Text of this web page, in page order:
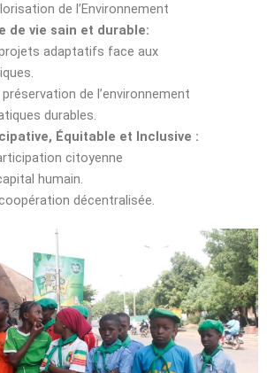
de l’Environnement
de vie sain et durable:
adaptatifs face aux
de l’environnement
durables.
Équitable et Inclusive :
citoyenne
humain.
décentralisée.